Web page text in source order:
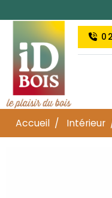
Accueil Intérieur